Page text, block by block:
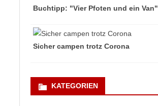
Buchtipp: "Vier Pfoten und ein Van"
Sicher campen trotz Corona
KATEGORIEN